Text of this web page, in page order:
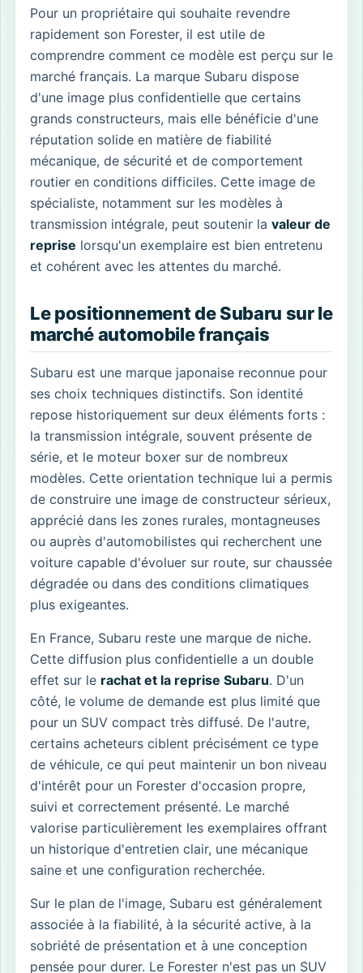
Pour un propriétaire qui souhaite revendre
rapidement son Forester, il est utile de
comprendre comment ce modèle est perçu sur le
marché français. La marque Subaru dispose
d'une image plus confidentielle que certains
grands constructeurs, mais elle bénéficie d'une
réputation solide en matière de fiabilité
mécanique, de sécurité et de comportement
routier en conditions difficiles. Cette image de
spécialiste, notamment sur les modèles à
transmission intégrale, peut soutenir la valeur de
reprise lorsqu'un exemplaire est bien entretenu
et cohérent avec les attentes du marché.
Le positionnement de Subaru sur le
marché automobile français
Subaru est une marque japonaise reconnue pour
ses choix techniques distinctifs. Son identité
repose historiquement sur deux éléments forts :
la transmission intégrale, souvent présente de
série, et le moteur boxer sur de nombreux
modèles. Cette orientation technique lui a permis
de construire une image de constructeur sérieux,
apprécié dans les zones rurales, montagneuses
ou auprès d'automobilistes qui recherchent une
voiture capable d'évoluer sur route, sur chaussée
dégradée ou dans des conditions climatiques
plus exigeantes.
En France, Subaru reste une marque de niche.
Cette diffusion plus confidentielle a un double
effet sur le rachat et la reprise Subaru. D'un
côté, le volume de demande est plus limité que
pour un SUV compact très diffusé. De l'autre,
certains acheteurs ciblent précisément ce type
de véhicule, ce qui peut maintenir un bon niveau
d'intérêt pour un Forester d'occasion propre,
suivi et correctement présenté. Le marché
valorise particulièrement les exemplaires offrant
un historique d'entretien clair, une mécanique
saine et une configuration recherchée.
Sur le plan de l'image, Subaru est généralement
associée à la fiabilité, à la sécurité active, à la
sobriété de présentation et à une conception
pensée pour durer. Le Forester n'est pas un SUV